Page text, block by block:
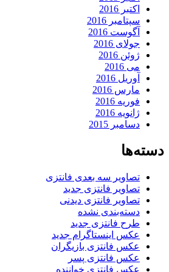
اکتبر 2016
سپتامبر 2016
آگوست 2016
جولای 2016
ژوئن 2016
می 2016
آوریل 2016
مارس 2016
فوریه 2016
ژانویه 2016
دسامبر 2015
دسته‌ها
تصاویر سه بعدی فانتزی
تصاویر فانتزی جدید
تصاویر فانتزی دیدنی
دسته‌بندی نشده
طرح فانتزی جدید
عکس اینستاگرام جدید
عکس فانتزی بازیگران
عکس فانتزی پسر
عکس فانتزی خواننده